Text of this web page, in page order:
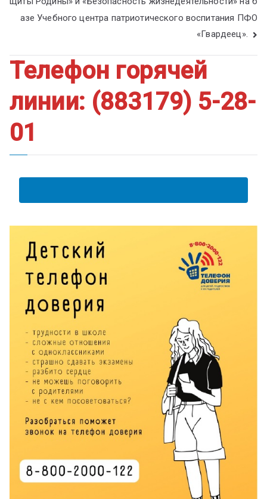
азе Учебного центра патриотического воспитания ПФО
«Гвардеец».
Телефон горячей
линии: (883179) 5-28-
01